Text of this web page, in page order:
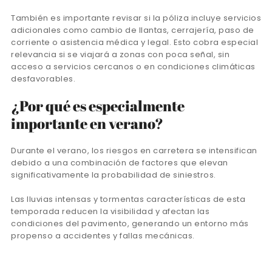
También es importante revisar si la póliza incluye servicios
adicionales como cambio de llantas, cerrajería, paso de
corriente o asistencia médica y legal. Esto cobra especial
relevancia si se viajará a zonas con poca señal, sin
acceso a servicios cercanos o en condiciones climáticas
desfavorables.
¿Por qué es especialmente
importante en verano?
Durante el verano, los riesgos en carretera se intensifican
debido a una combinación de factores que elevan
significativamente la probabilidad de siniestros.
Las lluvias intensas y tormentas características de esta
temporada reducen la visibilidad y afectan las
condiciones del pavimento, generando un entorno más
propenso a accidentes y fallas mecánicas.